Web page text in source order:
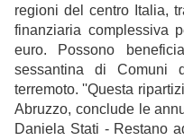
regioni del centro Italia,
finanziaria complessiva
euro. Possono
sessantina di Comuni
terremoto. ''Questa
Abruzzo, conclude le
Daniela Stati - Restano